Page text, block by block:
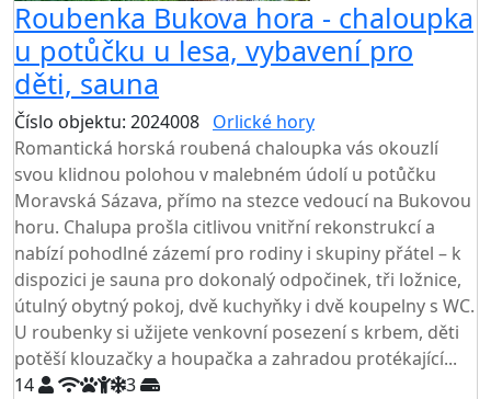
Roubenka Bukova hora - chaloupka
u potůčku u lesa, vybavení pro
děti, sauna
Číslo objektu: 2024008 Orlické hory
Romantická horská roubená chaloupka vás okouzlí
svou klidnou polohou v malebném údolí u potůčku
Moravská Sázava, přímo na stezce vedoucí na Bukovou
horu. Chalupa prošla citlivou vnitřní rekonstrukcí a
nabízí pohodlné zázemí pro rodiny i skupiny přátel – k
dispozici je sauna pro dokonalý odpočinek, tři ložnice,
útulný obytný pokoj, dvě kuchyňky i dvě koupelny s WC.
U roubenky si užijete venkovní posezení s krbem, děti
potěší klouzačky a houpačka a zahradou protékající...
14
3